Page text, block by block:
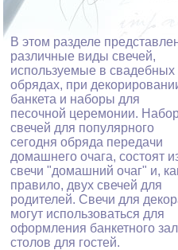
В этом разделе
различные виды свечей,
используемые в свадебных
обрядах, при
банкета и наборы для
песочной церемонии.
свечей для популярного
сегодня обряда передачи
домашнего очага, состоят
свечи "домашний очаг" и,
правило, двух свечей для
родителей. Свечи для
могут использоваться для
оформления банкетного
столов для гостей.